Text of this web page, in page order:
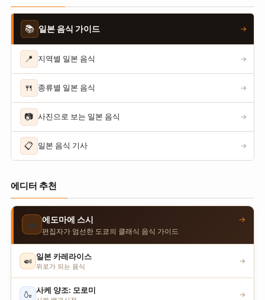
📚 일본 음식 가이드 →
📍 지역별 일본 음식 →
🍴 종류별 일본 음식 →
📷 사진으로 보는 일본 음식 →
📋 일본 음식 기사 →
에디터 추천
🍣 에도마에 스시
편집자가 엄선한 도쿄의 클래식 음식 가이드
→
🍛 일본 카레라이스
위로가 되는 음식
→
🍶 사케 양조: 모로미 →